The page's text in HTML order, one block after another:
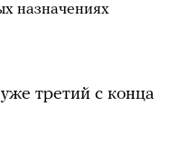
назначениях
третий с конца